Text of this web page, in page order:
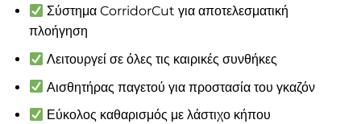
Σύστημα CorridorCut για αποτελεσματική
πλοήγηση
Λειτουργεί σε όλες τις καιρικές συνθήκες
Αισθητήρας παγετού για προστασία του γκαζόν
Εύκολος καθαρισμός με λάστιχο κήπου